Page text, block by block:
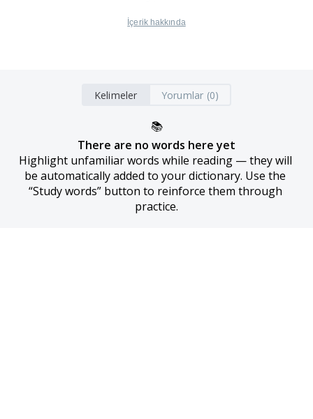
İçerik hakkında
Kelimeler Yorumlar (0)
📚
There are no words here yet
Highlight unfamiliar words while reading — they will
be automatically added to your dictionary. Use the
“Study words” button to reinforce them through
practice.